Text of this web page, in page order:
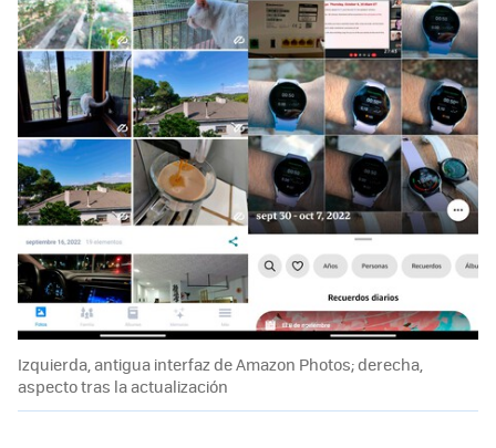
Izquierda, antigua interfaz de Amazon Photos; derecha,
aspecto tras la actualización